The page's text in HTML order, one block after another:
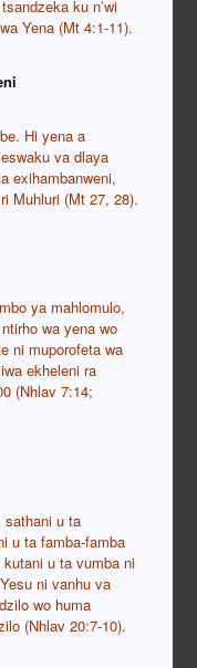
ku n’wi
Yena (Mt 4:1-11).
Hi yena a
va dlaya
exihambanweni,
Muhluri (Mt 27, 28).
ya mahlomulo,
wa yena wo
ni muporofeta wa
ekheleni ra
(Nhlav 7:14;
u ta
u ta famba-famba
u ta vumba ni
ni vanhu va
wo huma
(Nhlav 20:7-10).